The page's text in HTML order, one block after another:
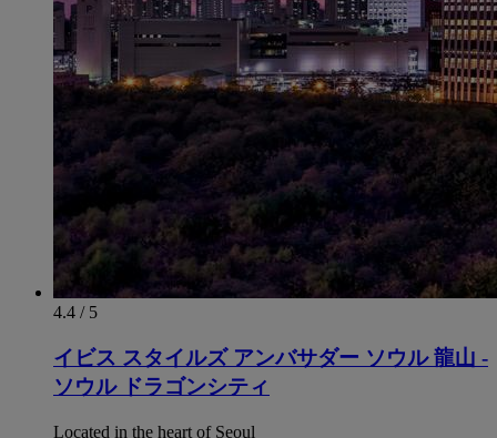
4.4 / 5
イビス スタイルズ アンバサダー ソウル 龍山 -
ソウル ドラゴンシティ
Located in the heart of Seoul